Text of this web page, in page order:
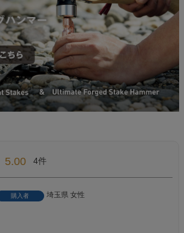
5.00 4
購入者 埼玉県 女性